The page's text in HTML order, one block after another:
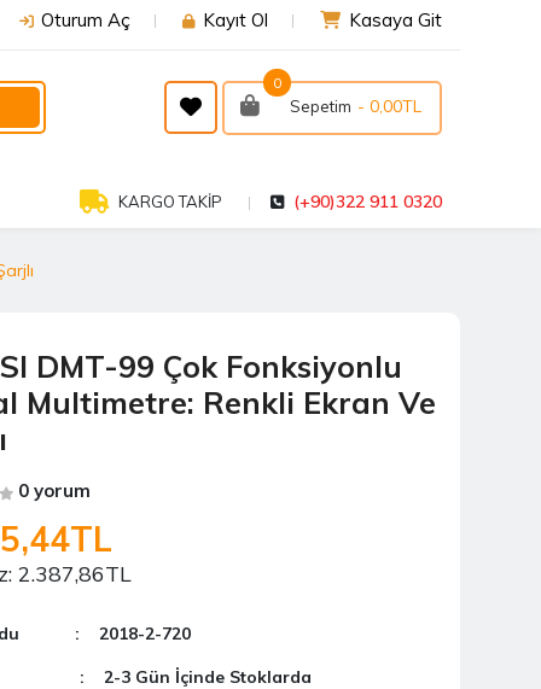
Oturum Aç Kayıt Ol Kasaya Git
Sepetim
0
- 0,00TL
KARGO TAKİP (+90)322 911 0320
DMT-99 Çok Fonksiyonlu
Multimetre: Renkli Ekran Ve
0 yorum
2.387,86TL
: 2018-2-720
: 2-3 Gün İçinde Stoklarda